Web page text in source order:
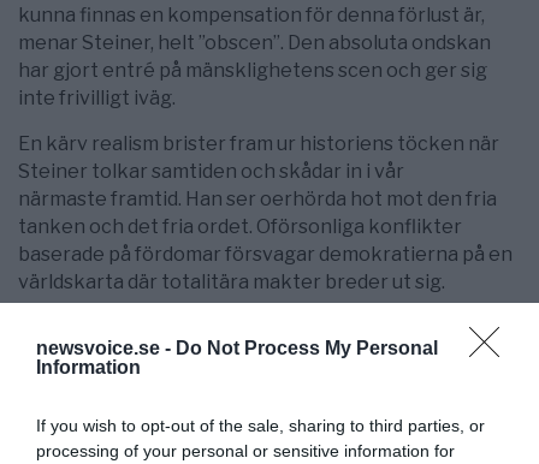
newsvoice.se - Do Not Process My Personal
Information
If you wish to opt-out of the sale, sharing to third parties, or
processing of your personal or sensitive information for
kunna finnas en kompensation för denna förlust är,
menar Steiner, helt ”obscen”. Den absoluta ondskan
har gjort entré på mänsklighetens scen och ger sig
inte frivilligt iväg.
En kärv realism brister fram ur historiens töcken när
Steiner tolkar samtiden och skådar in i vår
närmaste framtid. Han ser oerhörda hot mot den fria
tanken och det fria ordet. Oförsonliga konflikter
baserade på fördomar försvagar demokratierna på en
världskarta där totalitära makter breder ut sig.
Men så länge tanken är fri och individen obunden kan
kraftfulla tänkare, författare och poeter, etsa in
skapande föra den vidare – men inte övervinna döden.